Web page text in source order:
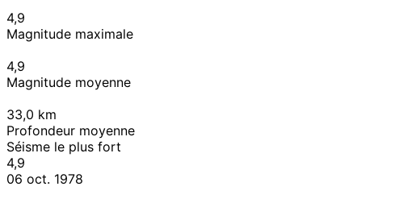
4,9
Magnitude maximale
4,9
Magnitude moyenne
33,0 km
Profondeur moyenne
Séisme le plus fort
4,9
06 oct. 1978